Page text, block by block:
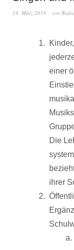
18. März 2019 von
einer
Die
ihrer